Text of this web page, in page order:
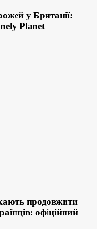
у Британії:
Planet
продовжити
офіційний